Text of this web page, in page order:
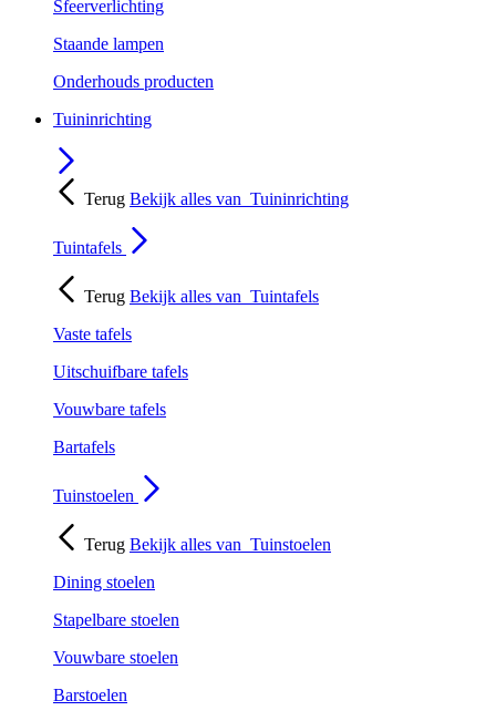
Sfeerverlichting
Staande lampen
Onderhouds producten
Tuininrichting
Terug Bekijk alles van Tuininrichting
Tuintafels
Terug Bekijk alles van Tuintafels
Vaste tafels
Uitschuifbare tafels
Vouwbare tafels
Bartafels
Tuinstoelen
Terug Bekijk alles van Tuinstoelen
Dining stoelen
Stapelbare stoelen
Vouwbare stoelen
Barstoelen